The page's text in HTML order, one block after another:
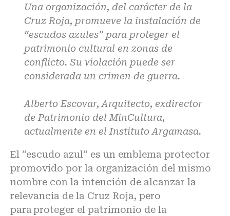
Una organización, del carácter de la
Cruz Roja, promueve la instalación de
“escudos azules” para proteger el
patrimonio cultural en zonas de
conflicto. Su violación puede ser
considerada un crimen de guerra.
Alberto Escovar, Arquitecto, exdirector
de Patrimonio del MinCultura,
actualmente en el Instituto Argamasa.
El ”escudo azul” es un emblema protector
promovido por la organización del mismo
nombre con la intención de alcanzar la
relevancia de la Cruz Roja, pero
para proteger el patrimonio de la